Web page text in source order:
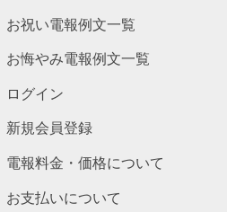
お祝い電報例文一覧
お悔やみ電報例文一覧
ログイン
新規会員登録
電報料金・価格について
お支払いについて